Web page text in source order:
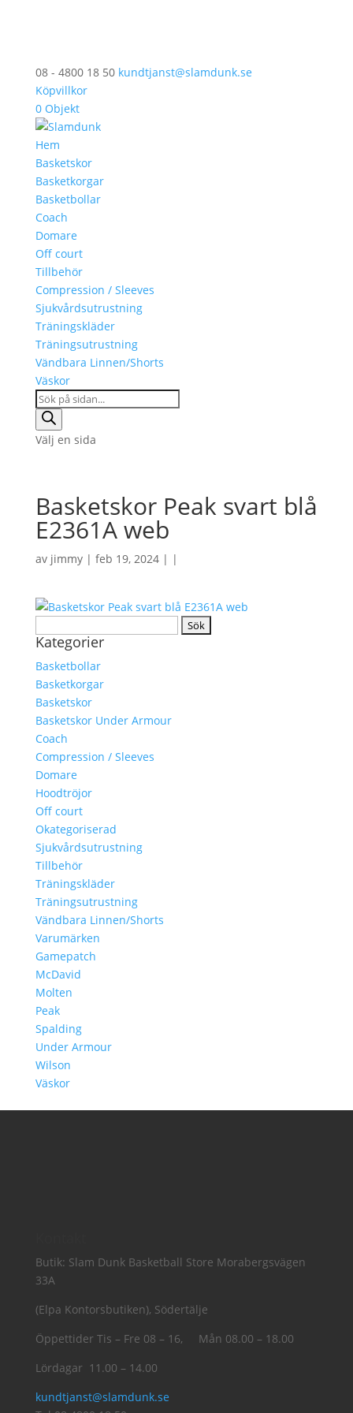
08 - 4800 18 50 kundtjanst@slamdunk.se
Köpvillkor
0 Objekt
Hem
Basketskor
Basketkorgar
Basketbollar
Coach
Domare
Off court
Tillbehör
Compression / Sleeves
Sjukvårdsutrustning
Träningskläder
Träningsutrustning
Vändbara Linnen/Shorts
Väskor
Products
search
Välj en sida
Basketskor Peak svart blå
E2361A web
av jimmy| feb 19, 2024 | |
efter:
Kategorier
Basketbollar
Basketkorgar
Basketskor
Basketskor Under Armour
Coach
Compression / Sleeves
Domare
Hoodtröjor
Off court
Okategoriserad
Sjukvårdsutrustning
Tillbehör
Träningskläder
Träningsutrustning
Vändbara Linnen/Shorts
Varumärken
Gamepatch
McDavid
Molten
Peak
Spalding
Under Armour
Wilson
Väskor
Butik: Slam Dunk Basketball Store Morabergsvägen
33A
(Elpa Kontorsbutiken), Södertälje
Öppettider Tis – Fre 08 – 16, Mån 08.00 – 18.00
Lördagar 11.00 – 14.00
kundtjanst@slamdunk.se